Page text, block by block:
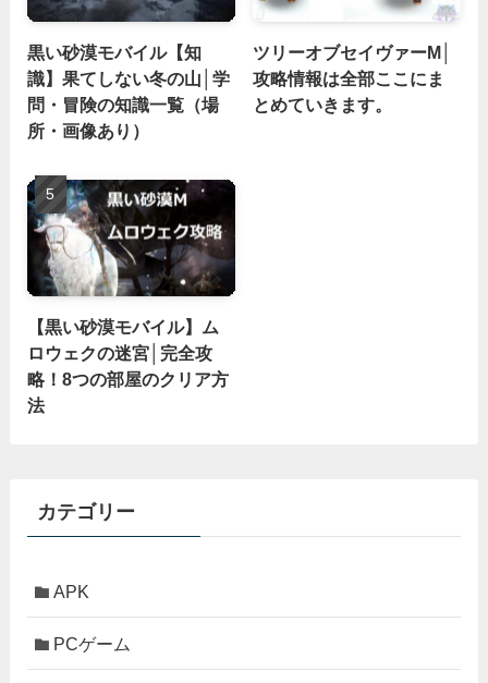
黒い砂漠モバイル【知
識】果てしない冬の山│学
問・冒険の知識一覧（場
所・画像あり）
ツリーオブセイヴァーM│
攻略情報は全部ここにま
とめていきます。
【黒い砂漠モバイル】ム
ロウェクの迷宮│完全攻
略！8つの部屋のクリア方
法
カテゴリー
APK
PCゲーム